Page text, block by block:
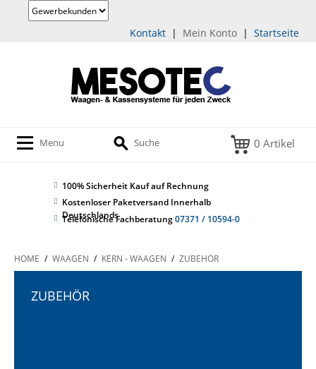
Startseite
|
Mein Konto
|
Kontakt
Menu Suche 0 Artikel
100% Sicherheit Kauf auf Rechnung
Kostenloser Paketversand Innerhalb
Deutschlands
Telefonische Fachberatung07371 / 10594-0
HOME / WAAGEN / KERN - WAAGEN / ZUBEHÖR
ZUBEHÖR